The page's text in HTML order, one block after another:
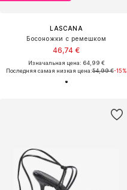
LASCANA
Босоножки с ремешком
46,74 €
Изначальная цена: 64,99 €
Последняя самая низкая цена:54,99 €-15%